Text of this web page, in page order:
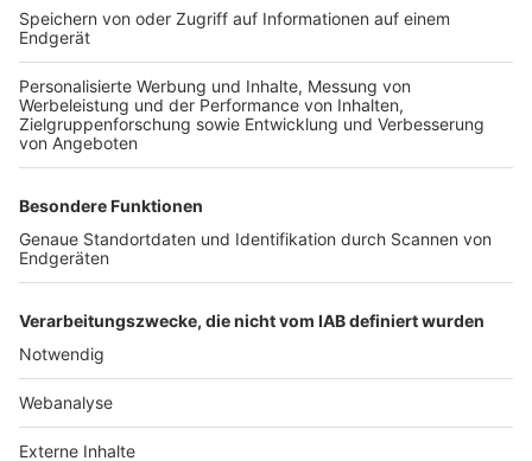
TOP-VEREINE
TOP-PARTNER
Nutzungsbedingungen Datenschutz Impressum